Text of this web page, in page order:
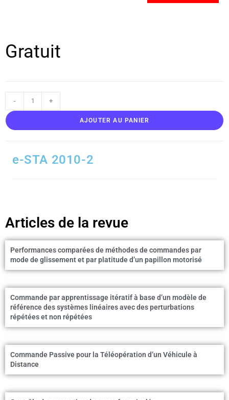
Gratuit
- +
AJOUTER AU PANIER
e-STA 2010-2
Articles de la revue
Performances comparées de méthodes de commandes par
mode de glissement et par platitude d’un papillon motorisé
Commande par apprentissage itératif à base d’un modèle de
référence des systèmes linéaires avec des perturbations
répétées et non répétées
Commande Passive pour la Téléopération d’un Véhicule à
Distance